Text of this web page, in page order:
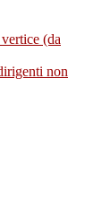
(da
non